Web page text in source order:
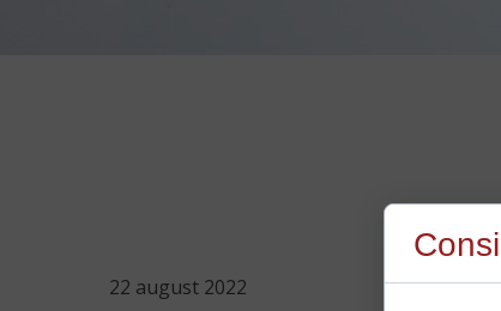
22 august 2022